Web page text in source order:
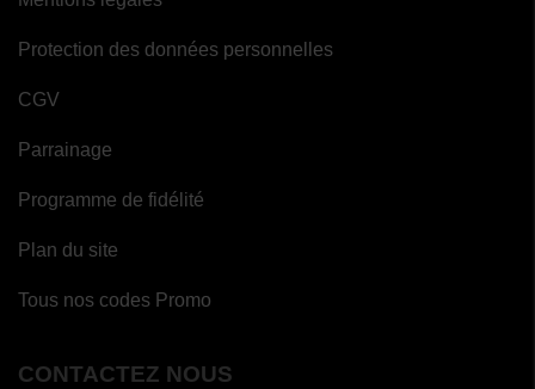
Protection des données personnelles
CGV
Parrainage
Programme de fidélité
Plan du site
Tous nos codes Promo
CONTACTEZ NOUS